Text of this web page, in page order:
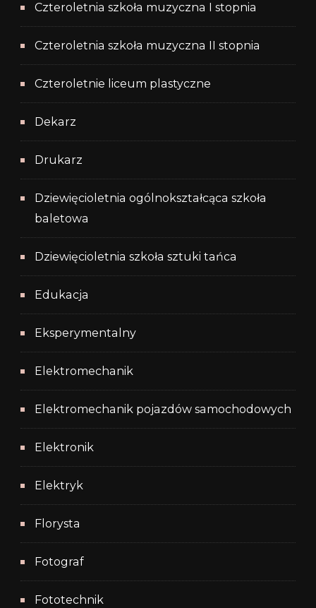
Czteroletnia szkoła muzyczna I stopnia
Czteroletnia szkoła muzyczna II stopnia
Czteroletnie liceum plastyczne
Dekarz
Drukarz
Dziewięcioletnia ogólnokształcąca szkoła
baletowa
Dziewięcioletnia szkoła sztuki tańca
Edukacja
Eksperymentalny
Elektromechanik
Elektromechanik pojazdów samochodowych
Elektronik
Elektryk
Florysta
Fotograf
Fototechnik